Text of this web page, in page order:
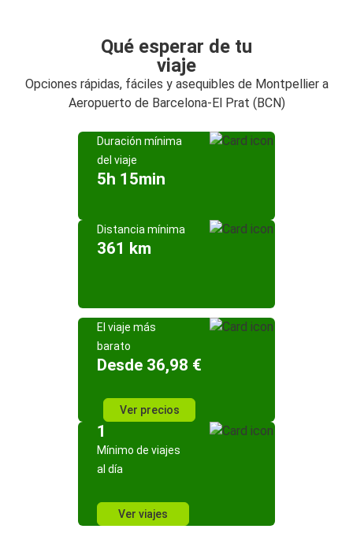
Qué esperar de tu
viaje
Opciones rápidas, fáciles y asequibles de Montpellier a
Aeropuerto de Barcelona-El Prat (BCN)
Duración mínima
del viaje
5h 15min
Distancia mínima
361 km
El viaje más
barato
Desde 36,98 €
Ver precios
1
Mínimo de viajes
al día
Ver viajes